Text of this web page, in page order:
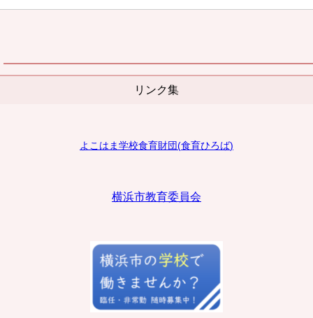
リンク集
よこはま学校食育財団(食育ひろば)
横浜市教育委員会